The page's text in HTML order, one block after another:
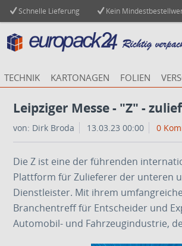
Schnelle Lieferung Kein
TECHNIK KARTONAGEN FOLIEN
Leipziger Messe - "Z" -
von: Dirk Broda 13.03.23 00:00 0
Die Z ist eine der führenden
Plattform für Zulieferer der unteren
Dienstleister. Mit ihrem
Branchentreff für Entscheider und
Automobil- und Fahrzeugindustrie,